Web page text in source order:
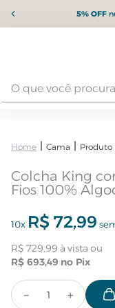
5% OFF
Cama Produto
Colcha King
Fios 100%
10x R$ 72,99
R$ 729,99
R$ 693,49
＋
－